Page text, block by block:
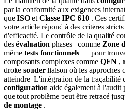
par la conformité aux exigences
que ISO et Classe IPC 610 . Ces
votre article répond à des critères
d'efficacité. Le contrôle de la qualité
des évaluation phases– comme Zone
même tests fonctionnels — pour
composants complexes comme QFN ,
droite souder liaison où les approches
atteindre. L'intégration de la traçabilité
configuration aide également à l'audit
que tout problème peut être retracé
de montage .